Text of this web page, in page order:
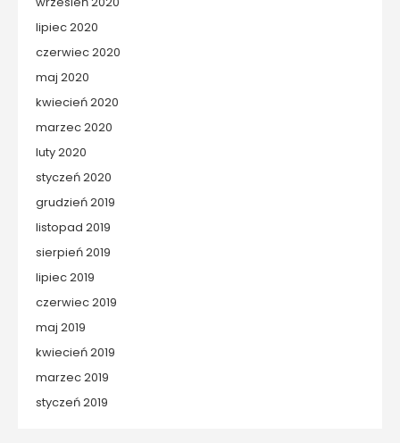
lipiec 2020
czerwiec 2020
maj 2020
kwiecień 2020
marzec 2020
luty 2020
styczeń 2020
grudzień 2019
listopad 2019
sierpień 2019
lipiec 2019
czerwiec 2019
maj 2019
kwiecień 2019
marzec 2019
styczeń 2019